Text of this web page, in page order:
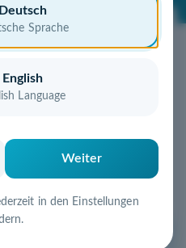
Deutsch
Sprache
English
Language
Weiter
in den Einstellungen
bald Ihnen gehören!
unkompliziert zur eigenen